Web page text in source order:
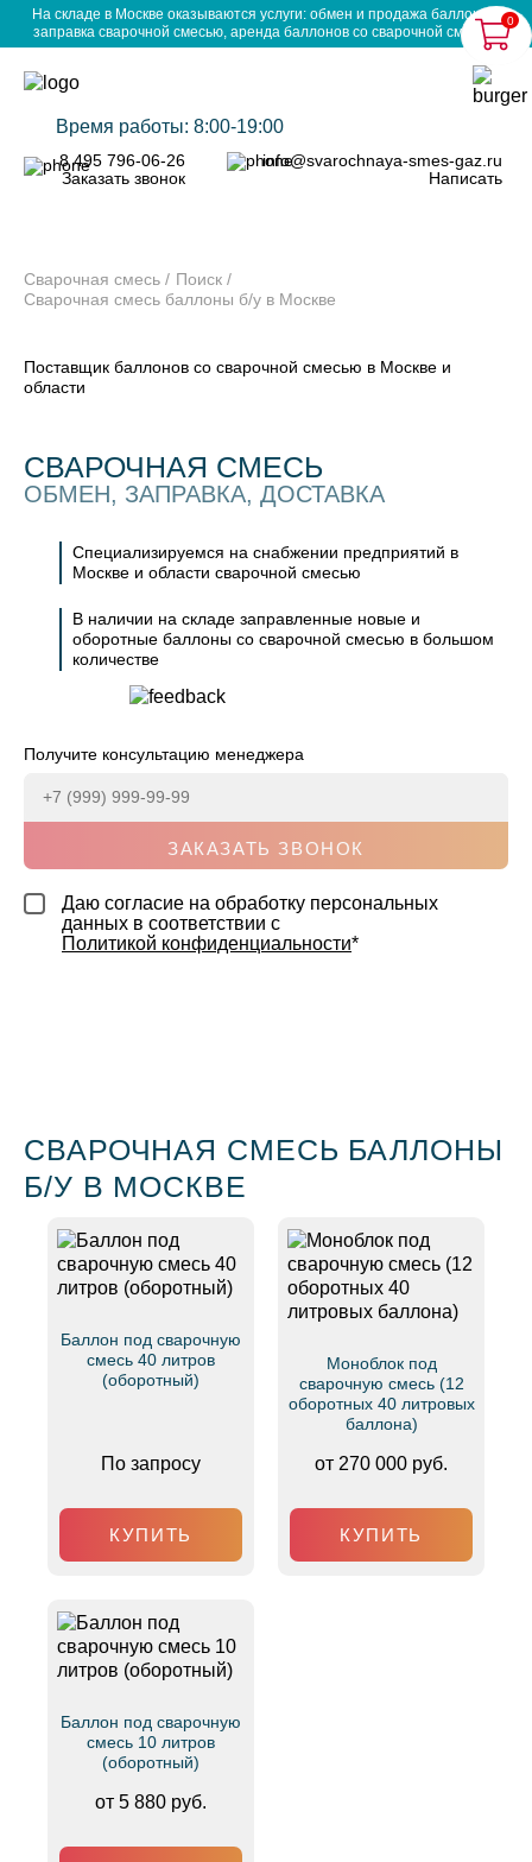
На складе в Москве оказываются услуги: обмен и продажа баллонов,
заправка сварочной смесью, аренда баллонов со сварочной смесью.
Время работы: 8:00-19:00
8 495 796-06-26
Заказать звонок
info@svarochnaya-smes-gaz.ru
Написать
0
Сварочная смесь
Поиск
Сварочная смесь баллоны б/у в Москве
Поставщик баллонов со сварочной смесью в Москве и
области
СВАРОЧНАЯ СМЕСЬ
ОБМЕН, ЗАПРАВКА, ДОСТАВКА
Специализируемся на снабжении предприятий в
Москве и области сварочной смесью
В наличии на складе заправленные новые и
оборотные баллоны со сварочной смесью в большом
количестве
Получите консультацию менеджера
ЗАКАЗАТЬ ЗВОНОК
Даю согласие на обработку персональных
данных в соответствии с
Политикой конфиденциальности*
СВАРОЧНАЯ СМЕСЬ БАЛЛОНЫ
Б/У В МОСКВЕ
Баллон под сварочную
смесь 40 литров
(оборотный)
По запросу
КУПИТЬ
Моноблок под
сварочную смесь (12
оборотных 40 литровых
баллона)
от 270 000 руб.
КУПИТЬ
Баллон под сварочную
смесь 10 литров
(оборотный)
от 5 880 руб.